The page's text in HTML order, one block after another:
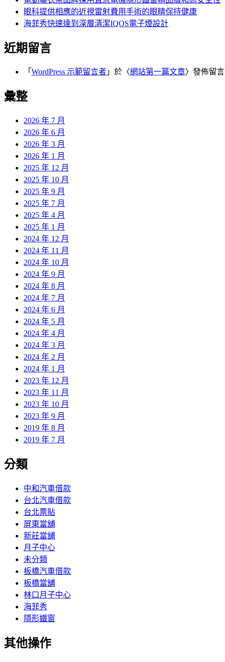
眼科提供相應的近視雷射費用手術的眼睛保持健康
海菲秀快速達到深層清潔IQOS電子煙設計
近期留言
「 WordPress 示範留言者 」於〈網站第一篇文章〉發佈留言
彙整
2026 年 7 月
2026 年 6 月
2026 年 3 月
2026 年 1 月
2025 年 12 月
2025 年 10 月
2025 年 9 月
2025 年 7 月
2025 年 4 月
2025 年 1 月
2024 年 12 月
2024 年 11 月
2024 年 10 月
2024 年 9 月
2024 年 8 月
2024 年 7 月
2024 年 6 月
2024 年 5 月
2024 年 4 月
2024 年 3 月
2024 年 2 月
2024 年 1 月
2023 年 12 月
2023 年 11 月
2023 年 10 月
2023 年 9 月
2019 年 8 月
2019 年 7 月
分類
中和汽車借款
台北汽車借款
台北票貼
屏東當舖
新莊當舖
月子中心
未分類
板橋汽車借款
板橋當舖
林口月子中心
海菲秀
隱形鐵窗
其他操作